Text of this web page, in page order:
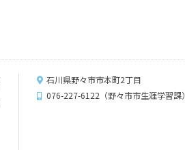
石川県野々市市本町2丁目
076-227-6122（野々市市生涯学習課）